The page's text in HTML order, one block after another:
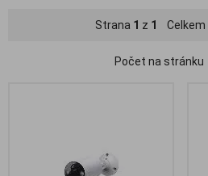
Strana 1 z 1 Celkem
Počet na stránku